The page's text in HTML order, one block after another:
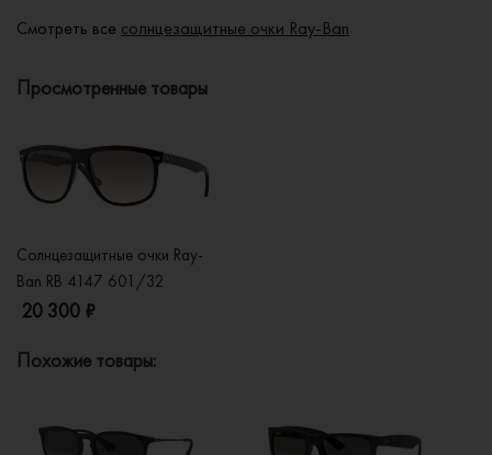
Смотреть все солнцезащитные очки Ray-Ban
Просмотренные товары
Солнцезащитные очки Ray-
Ban RB 4147 601/32
20 300 ₽
Похожие товары: